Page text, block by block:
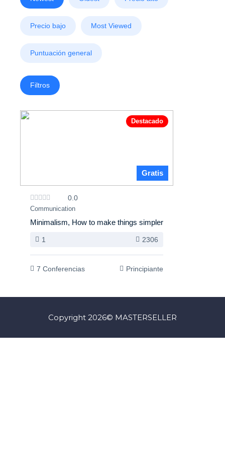
Precio bajo Most Viewed
Puntuación general
Filtros
Destacado
Gratis
0.0
Communication
Minimalism, How to make things simpler
1 2306
7 Conferencias Principiante
Copyright 2026© MASTERSELLER